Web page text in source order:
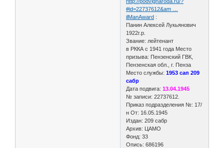
#id=22737612&am …
ilManAward :
Панин Алексей Лукьянович
1922г.р.
Звание: лейтенант
в РККА с 1941 года Место
призыва: Пензенский ГВК,
Пензенская обл., г. Пенза
Место службы:1953 сап 209
сабр
Дата подвига:13.04.1945
№ записи: 22737612.
Приказ подразделения №: 17/
н От: 16.05.1945
Издан: 209 сабр
Архив: ЦАМО
Фонд: 33
Опись: 686196